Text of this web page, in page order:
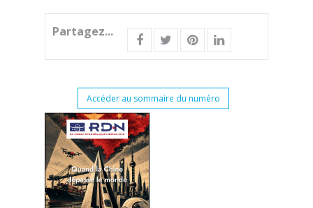
Partagez...
Accéder au sommaire du numéro